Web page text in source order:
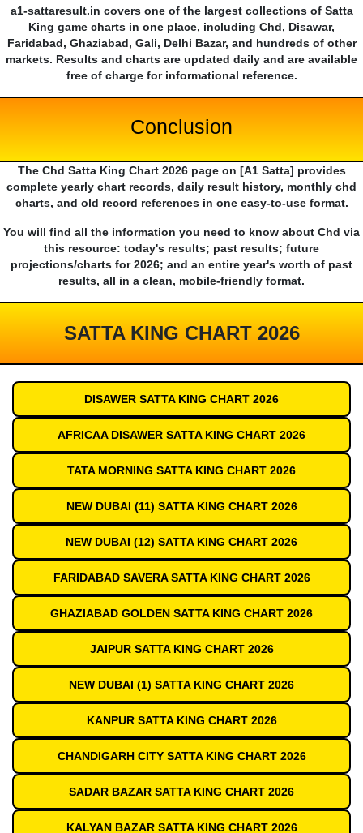
a1-sattaresult.in covers one of the largest collections of Satta
King game charts in one place, including Chd, Disawar,
Faridabad, Ghaziabad, Gali, Delhi Bazar, and hundreds of other
markets. Results and charts are updated daily and are available
free of charge for informational reference.
Conclusion
The Chd Satta King Chart 2026 page on [A1 Satta] provides
complete yearly chart records, daily result history, monthly chd
charts, and old record references in one easy-to-use format.
You will find all the information you need to know about Chd via
this resource: today's results; past results; future
projections/charts for 2026; and an entire year's worth of past
results, all in a clean, mobile-friendly format.
SATTA KING CHART 2026
DISAWER SATTA KING CHART 2026
AFRICAA DISAWER SATTA KING CHART 2026
TATA MORNING SATTA KING CHART 2026
NEW DUBAI (11) SATTA KING CHART 2026
NEW DUBAI (12) SATTA KING CHART 2026
FARIDABAD SAVERA SATTA KING CHART 2026
GHAZIABAD GOLDEN SATTA KING CHART 2026
JAIPUR SATTA KING CHART 2026
NEW DUBAI (1) SATTA KING CHART 2026
KANPUR SATTA KING CHART 2026
CHANDIGARH CITY SATTA KING CHART 2026
SADAR BAZAR SATTA KING CHART 2026
KALYAN BAZAR SATTA KING CHART 2026